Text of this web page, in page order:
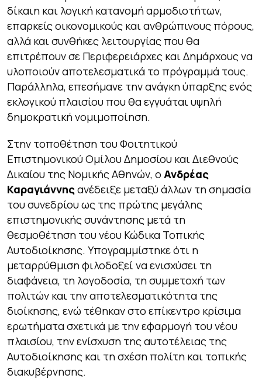
δίκαιη και λογική κατανομή αρμοδιοτήτων,
επαρκείς οικονομικούς και ανθρώπινους πόρους,
αλλά και συνθήκες λειτουργίας που θα
επιτρέπουν σε Περιφερειάρχες και Δημάρχους να
υλοποιούν αποτελεσματικά το πρόγραμμά τους.
Παράλληλα, επεσήμανε την ανάγκη ύπαρξης ενός
εκλογικού πλαισίου που θα εγγυάται υψηλή
δημοκρατική νομιμοποίηση.
Στην τοποθέτηση του Φοιτητικού
Επιστημονικού Ομίλου Δημοσίου και Διεθνούς
Δικαίου της Νομικής Αθηνών, ο Ανδρέας
Καραγιάννης ανέδειξε μεταξύ άλλων τη σημασία
του συνεδρίου ως της πρώτης μεγάλης
επιστημονικής συνάντησης μετά τη
θεσμοθέτηση του νέου Κώδικα Τοπικής
Αυτοδιοίκησης. Υπογραμμίστηκε ότι η
μεταρρύθμιση φιλοδοξεί να ενισχύσει τη
διαφάνεια, τη λογοδοσία, τη συμμετοχή των
πολιτών και την αποτελεσματικότητα της
διοίκησης, ενώ τέθηκαν στο επίκεντρο κρίσιμα
ερωτήματα σχετικά με την εφαρμογή του νέου
πλαισίου, την ενίσχυση της αυτοτέλειας της
Αυτοδιοίκησης και τη σχέση πολίτη και τοπικής
διακυβέρνησης.